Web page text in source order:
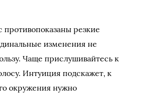
противопоказаны резкие
изменения не
Чаще прислушивайтесь к
Интуиция подскажет, к
окружения нужно